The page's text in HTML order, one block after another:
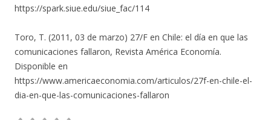
https://spark.siue.edu/siue_fac/114
Toro, T. (2011, 03 de marzo) 27/F en Chile: el día en que las
comunicaciones fallaron, Revista América Economía.
Disponible en
https://www.americaeconomia.com/articulos/27f-en-chile-el-
dia-en-que-las-comunicaciones-fallaron